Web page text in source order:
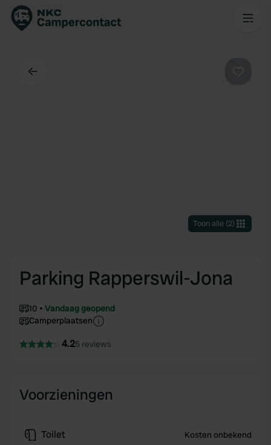
Toon alle(2)
Parking Rapperswil-Jona
10
Vandaag geopend
Camperplaatsen
4.25 reviews
Voorzieningen
Toilet Kosten onbekend